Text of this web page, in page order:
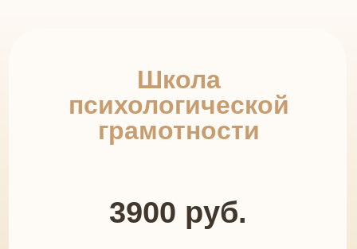
психологической
грамотности
ОПЛАТИТЬ УЧАСТИЕ
3900 руб.